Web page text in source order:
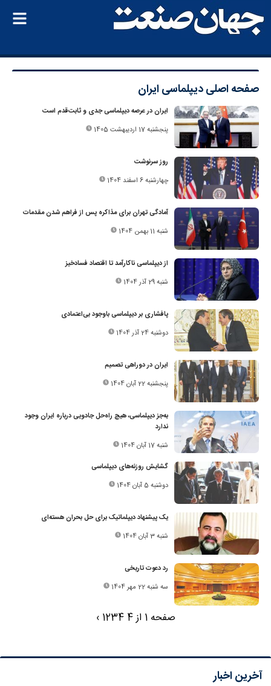
صفحه اصلیدیپلماسی ایران
ایران در عرصه دیپلماسی جدی و ثابت‌قدم است
پنجشنبه 17 اردیبهشت 1405
روز سرنوشت
چهارشنبه 6 اسفند 1404
آمادگی تهران برای مذاکره پس از فراهم شدن مقدمات
شنبه 11 بهمن 1404
از دیپلماسی ناکارآمد تا اقتصاد فسادخیز
شنبه 29 آذر 1404
پافشاری بر دیپلماسی باوجود بی‌اعتمادی
دوشنبه 24 آذر 1404
ایران در دوراهی تصمیم
پنجشنبه 22 آبان 1404
به‌جز دیپلماسی، هیچ راه‌حل جادویی درباره ایران وجود
ندارد
شنبه 17 آبان 1404
گشایش روزنه‌های دیپلماسی
دوشنبه 5 آبان 1404
یک پیشنهاد دیپلماتیک برای حل بحران هسته‌ای
شنبه 3 آبان 1404
رد دعوت تاریخی
سه شنبه 22 مهر 1404
صفحه 1 از 4 1234
›
آخرین اخبار